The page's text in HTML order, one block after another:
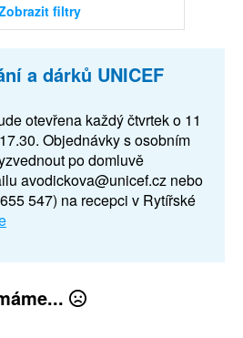
filtry
a dárků UNICEF
otevřena každý čtvrtek o 11
Objednávky s osobním
po domluvě
avodickova@unicef.cz nebo
547) na recepci v Rytířské